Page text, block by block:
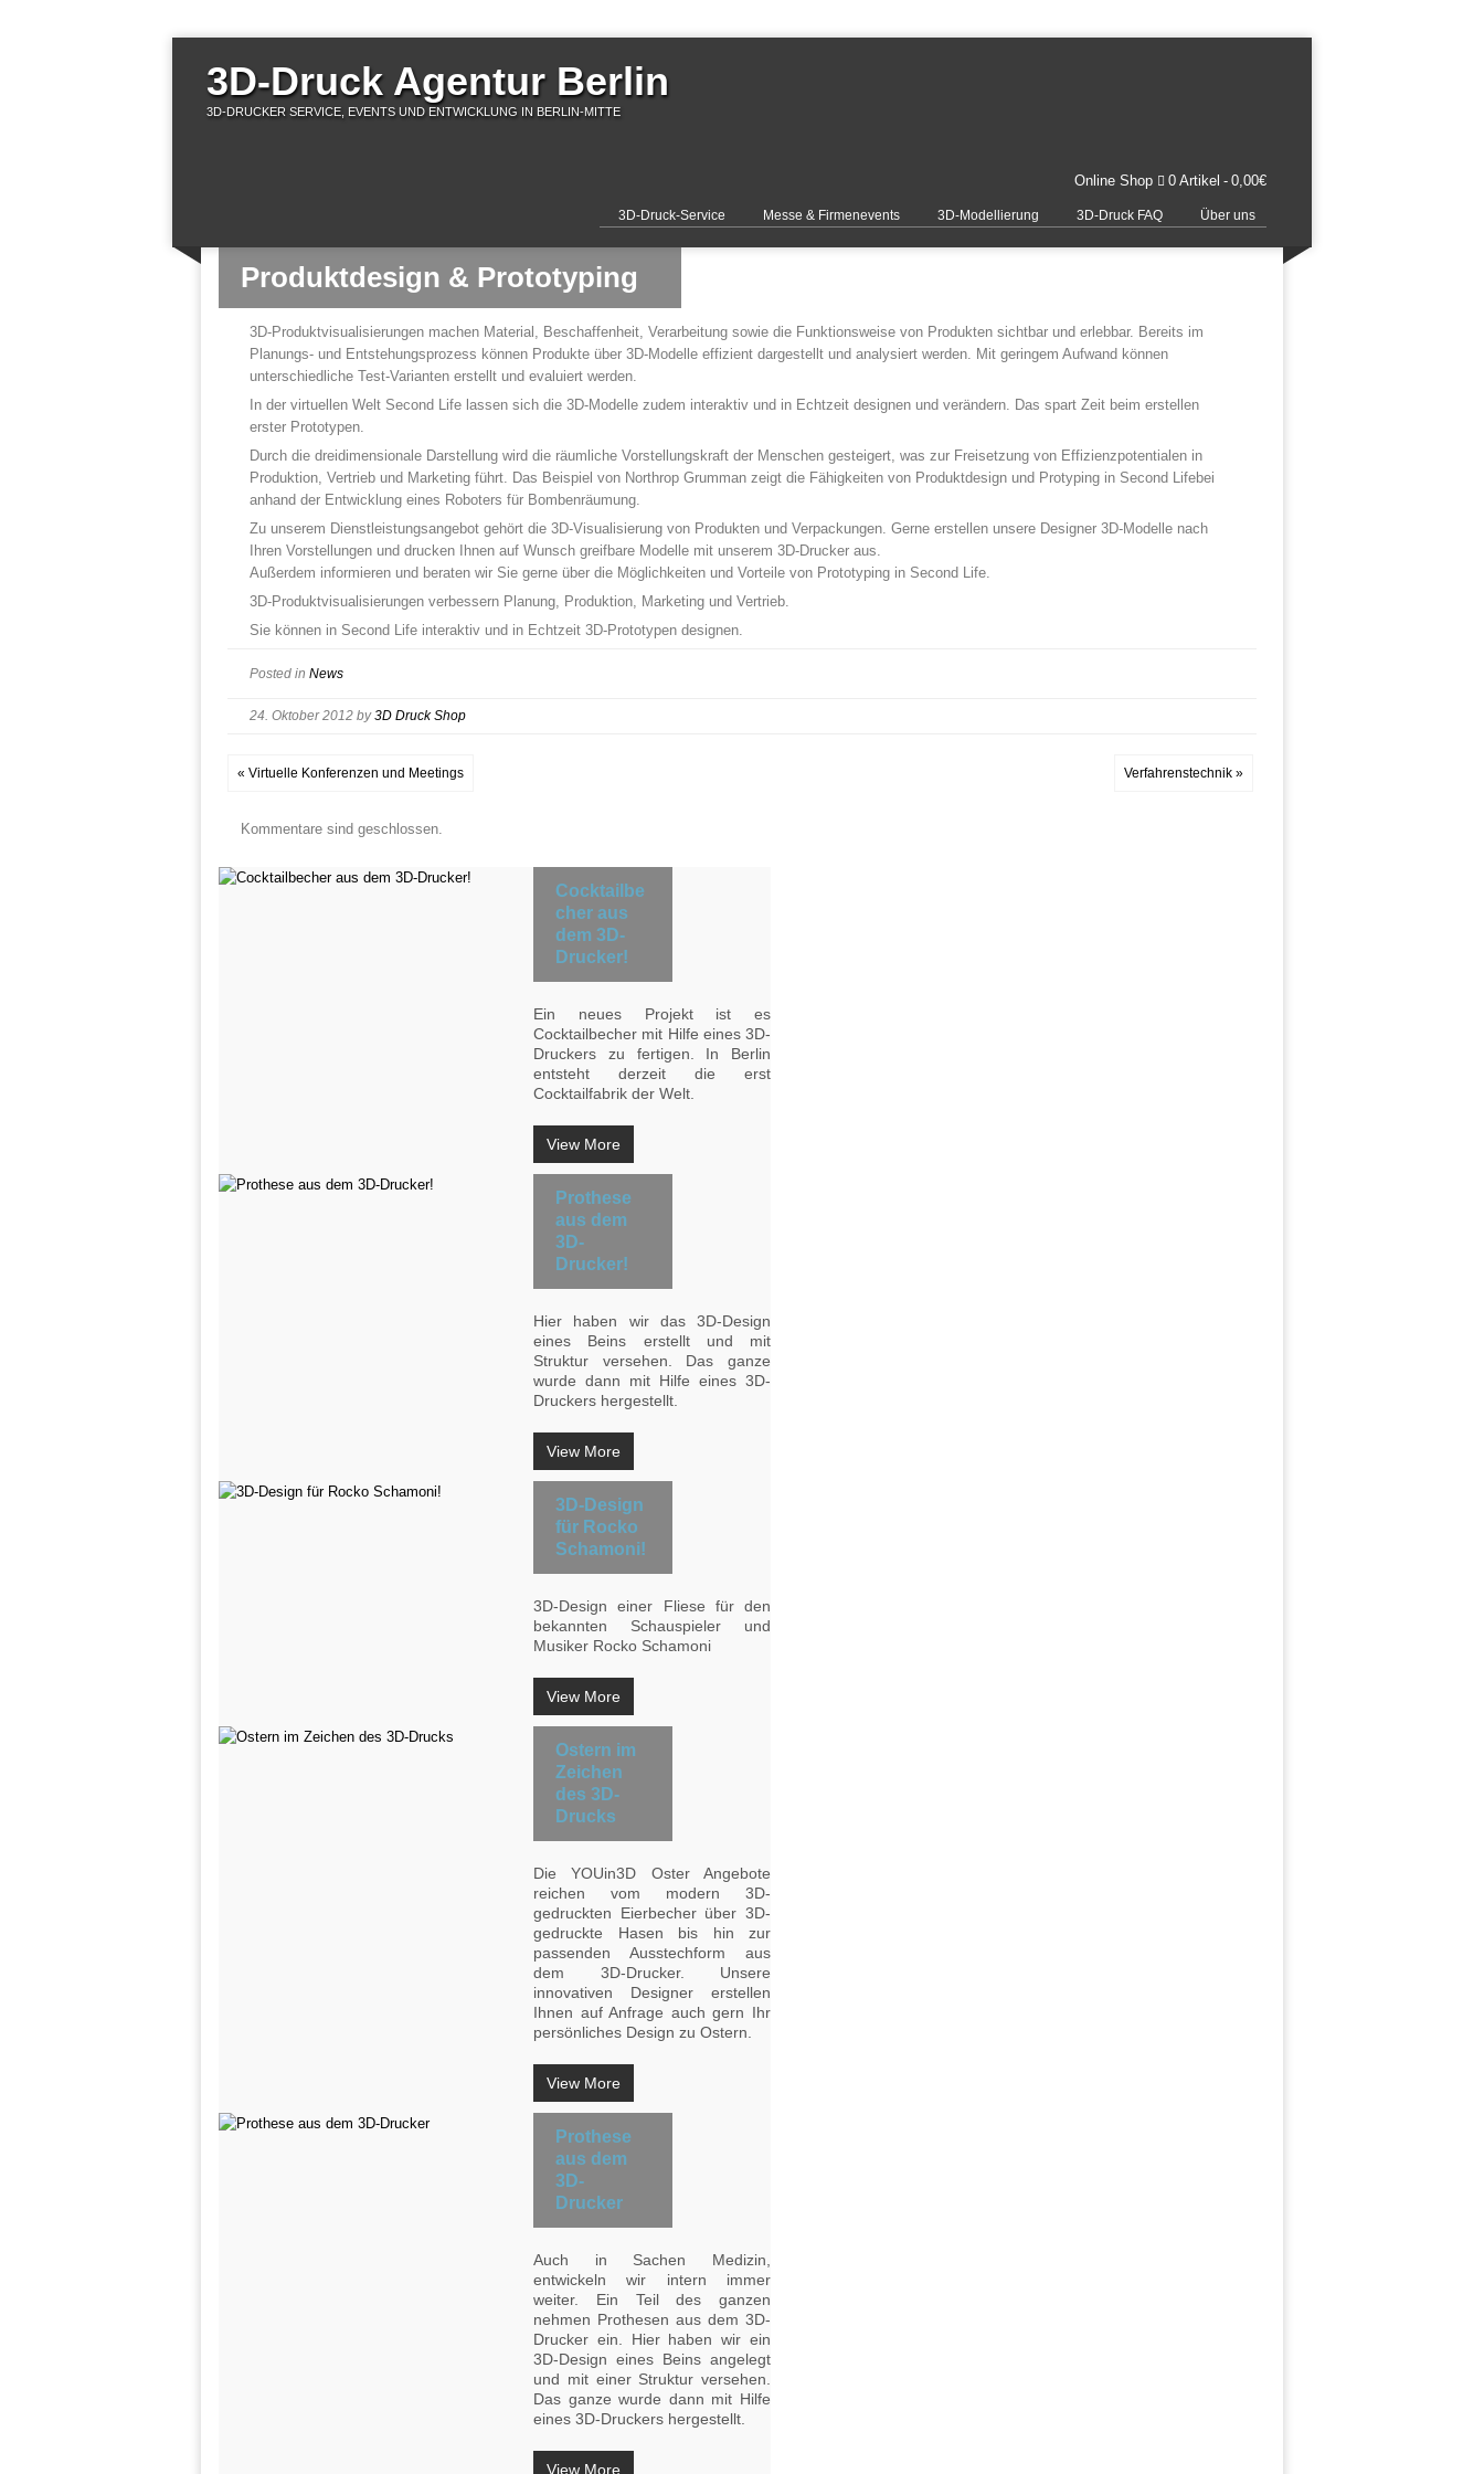
3D-Druck Agentur Berlin
3D-DRUCKER SERVICE, EVENTS UND ENTWICKLUNG IN BERLIN-MITTE
Online Shop 0 Artikel 0,00€
3D-Druck-Service Messe & Firmenevents 3D-Modellierung 3D-Druck FAQ Über uns
Produktdesign & Prototyping
3D-Produktvisualisierungen machen Material, Beschaffenheit, Verarbeitung sowie die Funktionsweise von Produkten sichtbar und erlebbar. Bereits im
Planungs- und Entstehungsprozess können Produkte über 3D-Modelle effizient dargestellt und analysiert werden. Mit geringem Aufwand können
unterschiedliche Test-Varianten erstellt und evaluiert werden.
In der virtuellen Welt Second Life lassen sich die 3D-Modelle zudem interaktiv und in Echtzeit designen und verändern. Das spart Zeit beim erstellen
erster Prototypen.
Durch die dreidimensionale Darstellung wird die räumliche Vorstellungskraft der Menschen gesteigert, was zur Freisetzung von Effizienzpotentialen in
Produktion, Vertrieb und Marketing führt. Das Beispiel von Northrop Grumman zeigt die Fähigkeiten von Produktdesign und Protyping in Second Lifebei
anhand der Entwicklung eines Roboters für Bombenräumung.
Zu unserem Dienstleistungsangebot gehört die 3D-Visualisierung von Produkten und Verpackungen. Gerne erstellen unsere Designer 3D-Modelle nach
Ihren Vorstellungen und drucken Ihnen auf Wunsch greifbare Modelle mit unserem 3D-Drucker aus.
Außerdem informieren und beraten wir Sie gerne über die Möglichkeiten und Vorteile von Prototyping in Second Life.
3D-Produktvisualisierungen verbessern Planung, Produktion, Marketing und Vertrieb.
Sie können in Second Life interaktiv und in Echtzeit 3D-Prototypen designen.
Posted in News
24. Oktober 2012 by3D Druck Shop
« Virtuelle Konferenzen und Meetings Verfahrenstechnik »
Kommentare sind geschlossen.
Cocktailbe
cher aus
dem 3D-
Drucker!
Ein neues Projekt ist es
Cocktailbecher mit Hilfe eines 3D-
Druckers zu fertigen. In Berlin
entsteht derzeit die erst
Cocktailfabrik der Welt.
View More
Prothese
aus dem
3D-
Drucker!
Hier haben wir das 3D-Design
eines Beins erstellt und mit
Struktur versehen. Das ganze
wurde dann mit Hilfe eines 3D-
Druckers hergestellt.
View More
3D-Design
für Rocko
Schamoni!
3D-Design einer Fliese für den
bekannten Schauspieler und
Musiker Rocko Schamoni
View More
Ostern im
Zeichen
des 3D-
Drucks
Die YOUin3D Oster Angebote
reichen vom modern 3D-
gedruckten Eierbecher über 3D-
gedruckte Hasen bis hin zur
passenden Ausstechform aus
dem 3D-Drucker. Unsere
innovativen Designer erstellen
Ihnen auf Anfrage auch gern Ihr
persönliches Design zu Ostern.
View More
Prothese
aus dem
3D-
Drucker
Auch in Sachen Medizin,
entwickeln wir intern immer
weiter. Ein Teil des ganzen
nehmen Prothesen aus dem 3D-
Drucker ein. Hier haben wir ein
3D-Design eines Beins angelegt
und mit einer Struktur versehen.
Das ganze wurde dann mit Hilfe
eines 3D-Druckers hergestellt.
View More